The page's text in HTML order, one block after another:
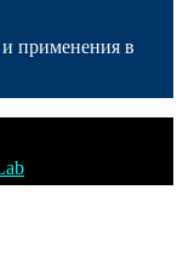
применения в